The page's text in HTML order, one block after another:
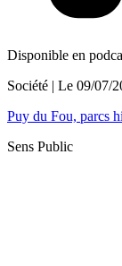
Disponible en
Société | Le 09/07/
Puy du Fou, parcs
Sens Public